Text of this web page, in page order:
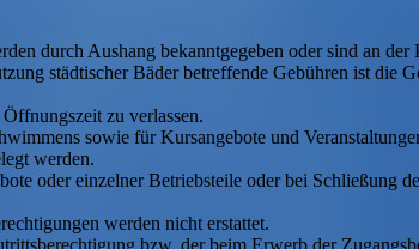
durch Aushang bekanntgegeben oder sind an der
städtischer Bäder betreffende Gebühren ist die
zu verlassen.
sowie für Kursangebote und
werden.
oder einzelner Betriebsteile oder bei Schließung
werden nicht erstattet.
bzw. der beim Erwerb der